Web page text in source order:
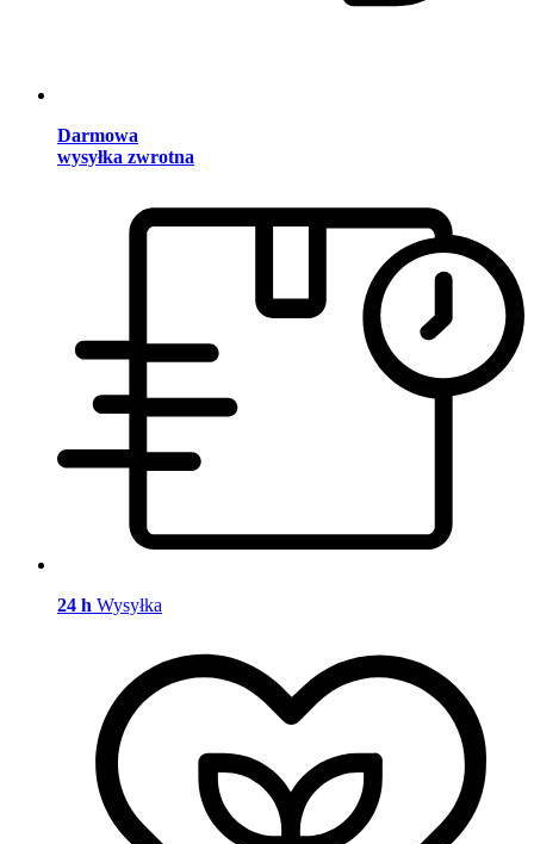
Darmowa
wysyłka zwrotna
24 h Wysyłka